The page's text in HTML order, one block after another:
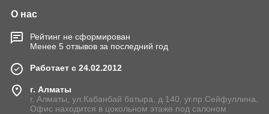
О нас
Рейтинг не сформирован
Менее 5 отзывов за последний год
Работает с 24.02.2012
г. Алматы
г. Алматы, ул.Кабанбай батыра, д.140, уг.пр.Сейфуллина.
Офис находится в цокольном этаже под салоном